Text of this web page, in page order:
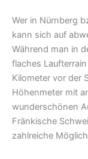
Wer in Nürnberg
kann sich auf
Während man in
flaches
Kilometer vor der
Höhenmeter mit
wunderschönen
Fränkische
zahlreiche